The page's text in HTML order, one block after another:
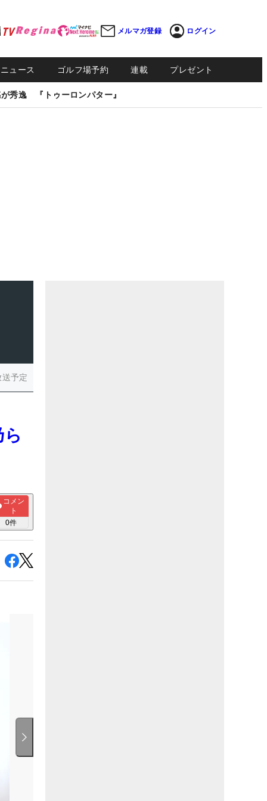
メルマガ登録 ログイン
ュース ゴルフ場予約 連載 プレゼント
秀逸 『トゥーロンパター』
予定
コメン
ト
0件